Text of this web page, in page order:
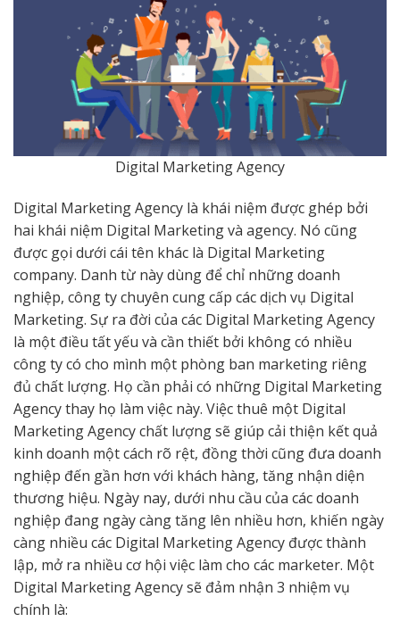
Digital Marketing Agency
Digital Marketing Agency là khái niệm được ghép bởi
hai khái niệm Digital Marketing và agency. Nó cũng
được gọi dưới cái tên khác là Digital Marketing
company. Danh từ này dùng để chỉ những doanh
nghiệp, công ty chuyên cung cấp các dịch vụ Digital
Marketing. Sự ra đời của các Digital Marketing Agency
là một điều tất yếu và cần thiết bởi không có nhiều
công ty có cho mình một phòng ban marketing riêng
đủ chất lượng. Họ cần phải có những Digital Marketing
Agency thay họ làm việc này. Việc thuê một Digital
Marketing Agency chất lượng sẽ giúp cải thiện kết quả
kinh doanh một cách rõ rệt, đồng thời cũng đưa doanh
nghiệp đến gần hơn với khách hàng, tăng nhận diện
thương hiệu. Ngày nay, dưới nhu cầu của các doanh
nghiệp đang ngày càng tăng lên nhiều hơn, khiến ngày
càng nhiều các Digital Marketing Agency được thành
lập, mở ra nhiều cơ hội việc làm cho các marketer. Một
Digital Marketing Agency sẽ đảm nhận 3 nhiệm vụ
chính là: